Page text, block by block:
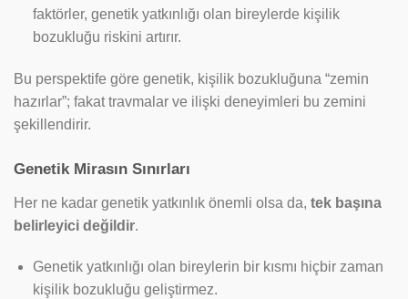
faktörler, genetik yatkınlığı olan bireylerde kişilik
bozukluğu riskini artırır.
Bu perspektife göre genetik, kişilik bozukluğuna “zemin
hazırlar”; fakat travmalar ve ilişki deneyimleri bu zemini
şekillendirir.
Genetik Mirasın Sınırları
Her ne kadar genetik yatkınlık önemli olsa da, tek başına
belirleyici değildir.
Genetik yatkınlığı olan bireylerin bir kısmı hiçbir zaman
kişilik bozukluğu geliştirmez.